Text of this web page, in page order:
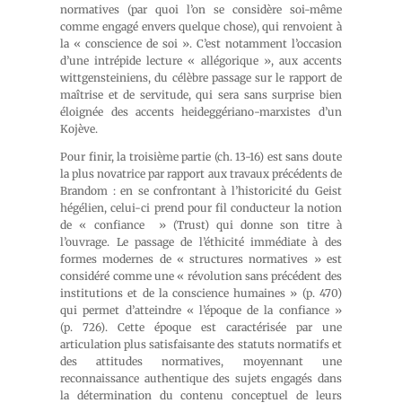
normatives (par quoi l’on se considère soi-même
comme engagé envers quelque chose), qui renvoient à
la « conscience de soi ». C’est notamment l’occasion
d’une intrépide lecture « allégorique », aux accents
wittgensteiniens, du célèbre passage sur le rapport de
maîtrise et de servitude, qui sera sans surprise bien
éloignée des accents heideggériano-marxistes d’un
Kojève.
Pour finir, la troisième partie (ch. 13-16) est sans doute
la plus novatrice par rapport aux travaux précédents de
Brandom : en se confrontant à l’historicité du Geist
hégélien, celui-ci prend pour fil conducteur la notion
de « confiance » (Trust) qui donne son titre à
l’ouvrage. Le passage de l’éthicité immédiate à des
formes modernes de « structures normatives » est
considéré comme une « révolution sans précédent des
institutions et de la conscience humaines » (p. 470)
qui permet d’atteindre « l’époque de la confiance »
(p. 726). Cette époque est caractérisée par une
articulation plus satisfaisante des statuts normatifs et
des attitudes normatives, moyennant une
reconnaissance authentique des sujets engagés dans
la détermination du contenu conceptuel de leurs